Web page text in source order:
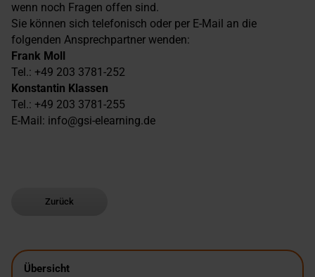
wenn noch Fragen offen sind.
Sie können sich telefonisch oder per E-Mail an die
folgenden Ansprechpartner wenden:
Frank Moll
Tel.: +49 203 3781-252
Konstantin Klassen
Tel.: +49 203 3781-255
E-Mail: info@gsi-elearning.de
Zurück
Übersicht